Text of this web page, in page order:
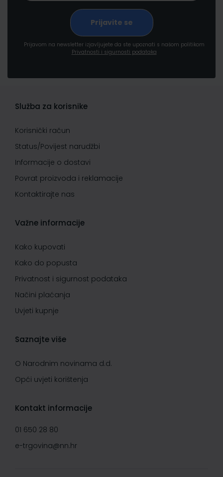
Prijavom na newsletter izjavljujete da ste upoznati s našom politikom
Privatnosti i sigurnosti podataka
Služba za korisnike
Korisnički račun
Status/Povijest narudžbi
Informacije o dostavi
Povrat proizvoda i reklamacije
Kontaktirajte nas
Važne informacije
Kako kupovati
Kako do popusta
Privatnost i sigurnost podataka
Načini plaćanja
Uvjeti kupnje
Saznajte više
O Narodnim novinama d.d.
Opći uvjeti korištenja
Kontakt informacije
01 650 28 80
e-trgovina@nn.hr